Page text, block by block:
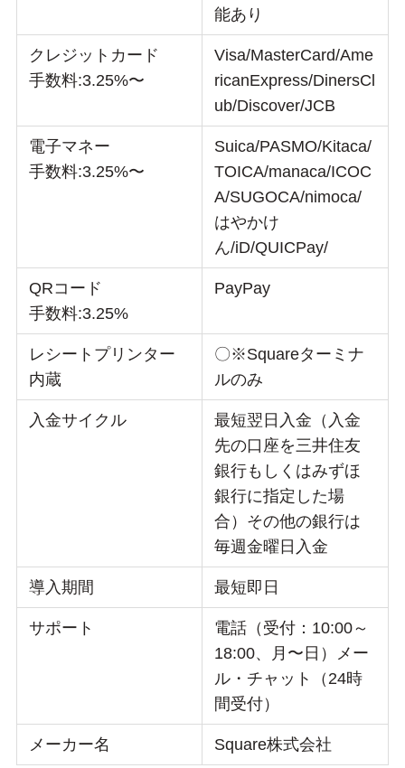
能あり
クレジットカード
手数料:3.25%〜
Visa/MasterCard/Ame
ricanExpress/DinersCl
ub/Discover/JCB
電子マネー
手数料:3.25%〜
Suica/PASMO/Kitaca/
TOICA/manaca/ICOC
A/SUGOCA/nimoca/
はやかけ
ん/iD/QUICPay/
QRコード
手数料:3.25%
PayPay
レシートプリンター
内蔵
〇※Squareターミナ
ルのみ
入金サイクル
最短翌日入金（入金
先の口座を三井住友
銀行もしくはみずほ
銀行に指定した場
合）その他の銀行は
毎週金曜日入金
導入期間 最短即日
サポート
電話（受付：10:00～
18:00、月〜日）メー
ル・チャット（24時
間受付）
メーカー名 Square株式会社